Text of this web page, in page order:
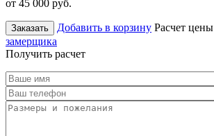
от 45 000 руб.
Заказать Добавить в корзину Расчет цены
замерщика
Получить расчет